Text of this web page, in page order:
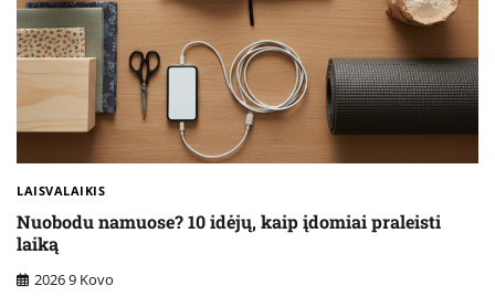
LAISVALAIKIS
Nuobodu namuose? 10 idėjų, kaip įdomiai praleisti
laiką
2026 9 Kovo